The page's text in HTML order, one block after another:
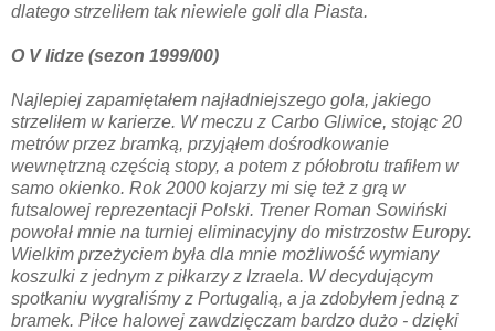
dlatego strzeliłem tak niewiele goli dla Piasta.
O V lidze (sezon 1999/00)
Najlepiej zapamiętałem najładniejszego gola, jakiego
strzeliłem w karierze. W meczu z Carbo Gliwice, stojąc 20
metrów przez bramką, przyjąłem dośrodkowanie
wewnętrzną częścią stopy, a potem z półobrotu trafiłem w
samo okienko. Rok 2000 kojarzy mi się też z grą w
futsalowej reprezentacji Polski. Trener Roman Sowiński
powołał mnie na turniej eliminacyjny do mistrzostw Europy.
Wielkim przeżyciem była dla mnie możliwość wymiany
koszulki z jednym z piłkarzy z Izraela. W decydującym
spotkaniu wygraliśmy z Portugalią, a ja zdobyłem jedną z
bramek. Piłce halowej zawdzięczam bardzo dużo - dzięki